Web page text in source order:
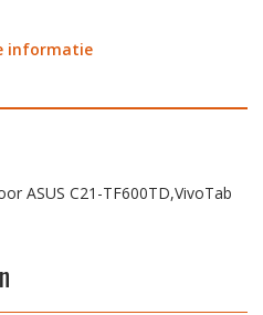
informatie
ASUS C21-TF600TD,VivoTab